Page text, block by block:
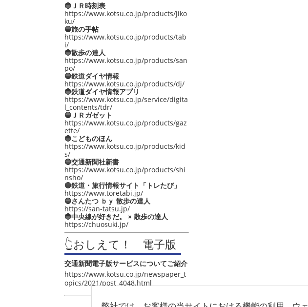
🔵ＪＲ時刻表
https://www.kotsu.co.jp/products/jiko
ku/
🔵旅の手帖
https://www.kotsu.co.jp/products/tab
i/
🔵散歩の達人
https://www.kotsu.co.jp/products/san
po/
🔵鉄道ダイヤ情報
https://www.kotsu.co.jp/products/dj/
🔵鉄道ダイヤ情報アプリ
https://www.kotsu.co.jp/service/digita
l_contents/tdr/
🔵ＪＲガゼット
https://www.kotsu.co.jp/products/gaz
ette/
🔵こどものほん
https://www.kotsu.co.jp/products/kid
s/
🔵交通新聞社新書
https://www.kotsu.co.jp/products/shi
nsho/
🔵鉄道・旅行情報サイト「トレたび」
https://www.toretabi.jp/
🔵さんたつ ｂｙ 散歩の達人
https://san-tatsu.jp/
🔵中央線が好きだ。 × 散歩の達人
https://chuosuki.jp/
👆おしえて！ 電子版
交通新聞電子版サービスについてご紹介
https://www.kotsu.co.jp/newspaper_t
opics/2021/post_4048.html